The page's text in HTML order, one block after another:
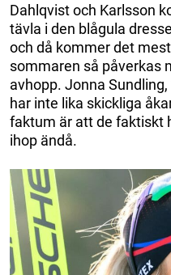
Dahlqvist och Karlsson
tävla i den blågula
och då kommer det
sommaren så påverkas
avhopp. Jonna
har inte lika skickliga
faktum är att de faktiskt
ihop ändå.